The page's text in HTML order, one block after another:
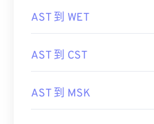
AST 到 WET
AST 到 CST
AST 到 MSK